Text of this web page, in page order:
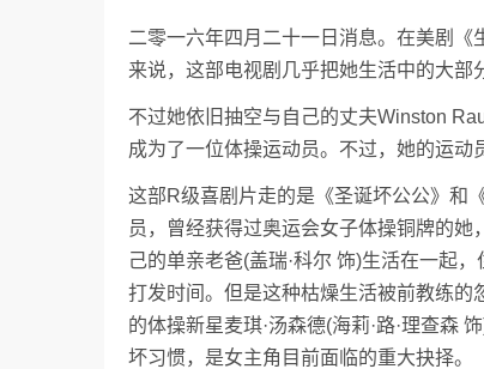
二零一六年四月二十一日消息。在美剧《
来说，这部电视剧几乎把她生活中的大部
不过她依旧抽空与自己的丈夫Winston
成为了一位体操运动员。不过，她的运
这部R级喜剧片走的是《圣诞坏公公》和
员，曾经获得过奥运会女子体操铜牌的
己的单亲老爸(盖瑞·科尔 饰)生活在一起
打发时间。但是这种枯燥生活被前教练
的体操新星麦琪·汤森德(海莉·路·理查森
坏习惯，是女主角目前面临的重大抉择。